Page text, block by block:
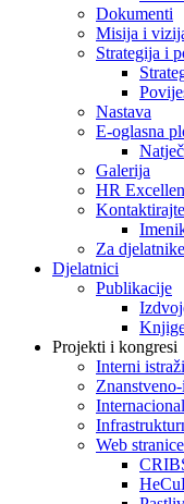
Dokumenti
Misija i
Strategija i
Nastava
E-oglasna
Galerija
HR
Za djelatnike
Djelatnici
Publikacije
Projekti i kongresi
Interni
Web